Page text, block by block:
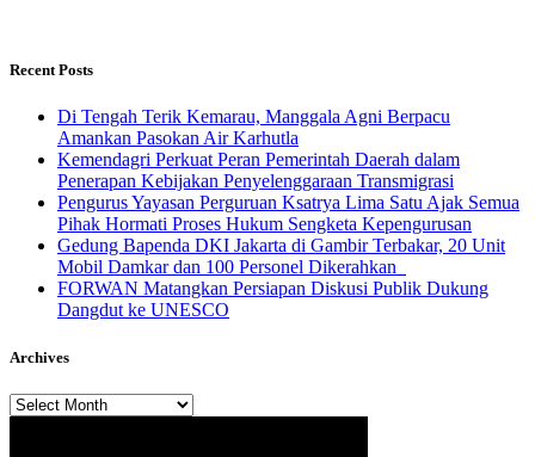
Recent Posts
​Di Tengah Terik Kemarau, Manggala Agni Berpacu
Amankan Pasokan Air Karhutla
Kemendagri Perkuat Peran Pemerintah Daerah dalam
Penerapan Kebijakan Penyelenggaraan Transmigrasi
Pengurus Yayasan Perguruan Ksatrya Lima Satu Ajak Semua
Pihak Hormati Proses Hukum Sengketa Kepengurusan
Gedung Bapenda DKI Jakarta di Gambir Terbakar, 20 Unit
Mobil Damkar dan 100 Personel Dikerahkan
FORWAN Matangkan Persiapan Diskusi Publik Dukung
Dangdut ke UNESCO
Archives
Archives